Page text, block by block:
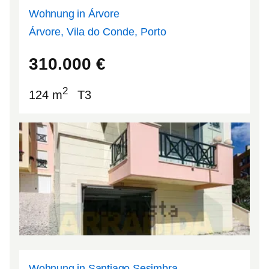
Wohnung in Árvore
Árvore, Vila do Conde, Porto
310.000 €
124 m2 T3